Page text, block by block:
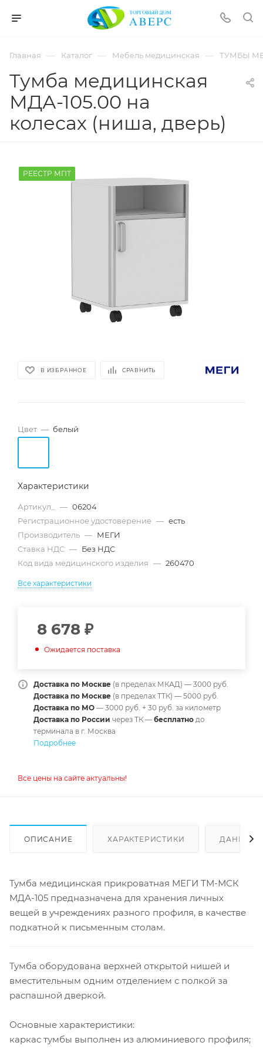
Главная — Каталог — Мебель медицинская — ТУМБЫ
Тумба медицинская
МДА-105.00 на
колесах (ниша, дверь)
РЕЕСТР МПТ
В ИЗБРАННОЕ СРАВНИТЬ
Цвет — белый
Характеристики
Артикул_ — 06204
Регистрационное удостоверение — есть
Производитель — МЕГИ
Ставка НДС — Без НДС
Код вида медицинского изделия — 260470
Все характеристики
8 678 ₽
Ожидается поставка
Доставка по Москве (в пределах МКАД) — 3000 руб.
Доставка по Москве (в пределах ТТК) — 5000 руб.
Доставка по МО — 3000 руб. + 30 руб. за километр
Доставка по России через ТК — бесплатно до
терминала в г. Москва
Подробнее
Все цены на сайте актуальны!
ОПИСАНИЕ ХАРАКТЕРИСТИКИ ДАННЫЕ
Тумба медицинская прикроватная МЕГИ ТМ-МСК
МДА-105 предназначена для хранения личных
вещей в учреждениях разного профиля, в качестве
подкатной к письменным столам.
Тумба оборудована верхней открытой нишей и
вместительным одним отделением с полкой за
распашной дверкой.
Основные характеристики:
каркас тумбы выполнен из алюминиевого профиля;
pornspider.info
xnxx